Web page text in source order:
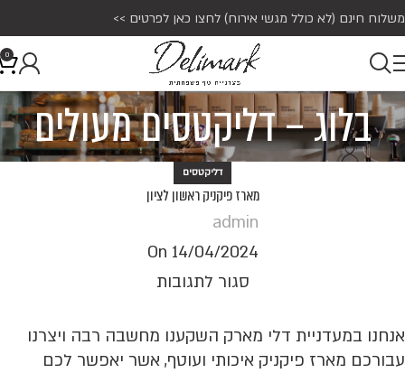
משלוח חינם (לא כולל מגשי אירוח) לחצו כאן לפרטים >>
0
בלוג – דליקטסים מעולים
דליקטסים
מארז פיקניק ראשון לציון
admin
On 14/04/2024
סגור לתגובות
אנחנו במעדניית דלי מארק השקענו מחשבה רבה ויצרנו
עבורכם מארז פיקניק איכותי ועוטף, אשר יאפשר לכם